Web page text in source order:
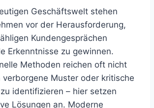
Geschäftswelt stehen
vor der Herausforderung,
Kundengesprächen
Erkenntnisse zu gewinnen.
Methoden reichen oft nicht
verborgene Muster oder kritische
identifizieren – hier setzen
Lösungen an. Moderne